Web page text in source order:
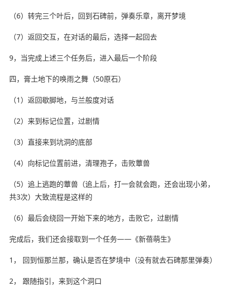
（6）转完三个叶后，回到石碑前，弹奏乐章，离开梦境
（7）返回交互，在对话的最后，选择一起回去
9，当完成上述三个任务后，进入最后一个阶段
四，膏土地下的唤雨之舞（50原石）
（1）返回歇脚地，与兰般度对话
（2）来到标记位置，过剧情
（3）直接来到坑洞的底部
（4）向标记位置前进，清理孢子，击败蕈兽
（5）追上逃跑的蕈兽（追上后，打一会就会跑，还会出现小弟，
共3次）大致流程是这样的
（6）最后会绕回一开始下来的地方，击败它，过剧情
完成后，我们还会接取到一个任务——《新蓓萌生》
1， 回到恒那兰那，确认是否在梦境中（没有就去石碑那里弹奏）
2， 跟随指引，来到这个洞口